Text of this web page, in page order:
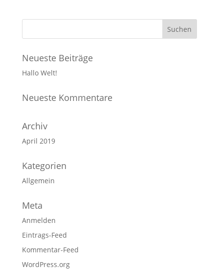
Neueste Beiträge
Hallo Welt!
Neueste Kommentare
Archiv
April 2019
Kategorien
Allgemein
Meta
Anmelden
Eintrags-Feed
Kommentar-Feed
WordPress.org